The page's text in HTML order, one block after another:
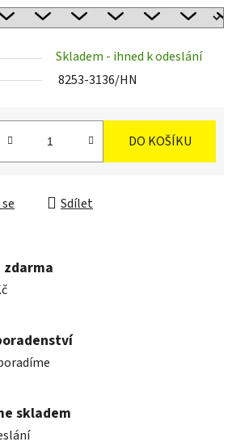
Skladem - ihned k odeslání
8253-3136/HN
DO KOŠÍKU
Sdílet
zdarma
skladem